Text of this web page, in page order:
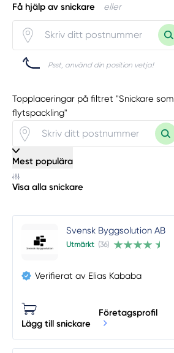
Få hjälp av snickare eller
Psst, använd din position vetja!
Topplaceringar på filtret "Snickare
flytspackling"
Mest populära
Visa alla snickare
Svensk Byggsolution AB
Utmärkt (36)
Verifierat av Elias Kababa
Lägg till snickare
Företagsprofil